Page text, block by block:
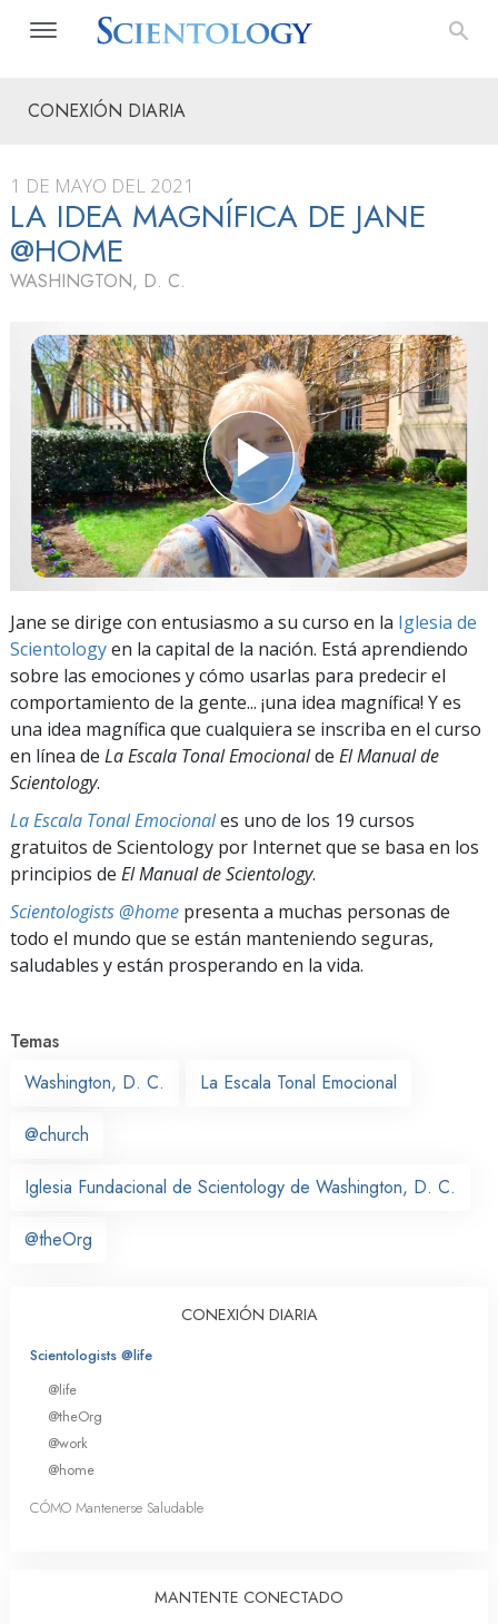
CONEXIÓN DIARIA
1 DE MAYO DEL 2021
LA IDEA MAGNÍFICA DE JANE
@HOME
WASHINGTON, D. C.
Jane se dirige con entusiasmo a su curso en la Iglesia de
Scientologyen la capital de la nación. Está aprendiendo
sobre las emociones y cómo usarlas para predecir el
comportamiento de la gente... ¡una idea magnífica! Y es
una idea magnífica que cualquiera se inscriba en el curso
en línea de La Escala Tonal Emocionalde El Manual de
Scientology.
La Escala Tonal Emocionales uno de los 19 cursos
gratuitos de Scientology por Internet que se basa en los
principios de El Manual de Scientology.
Scientologists @home presenta a muchas personas de
todo el mundo que se están manteniendo seguras,
saludables y están prosperando en la vida.
Temas
Washington, D. C.
La Escala Tonal Emocional
@church
Iglesia Fundacional de Scientology de Washington, D. C.
@theOrg
CONEXIÓN DIARIA
Scientologists @life
@life
@theOrg
@work
@home
CÓMO Mantenerse Saludable
MANTENTE CONECTADO